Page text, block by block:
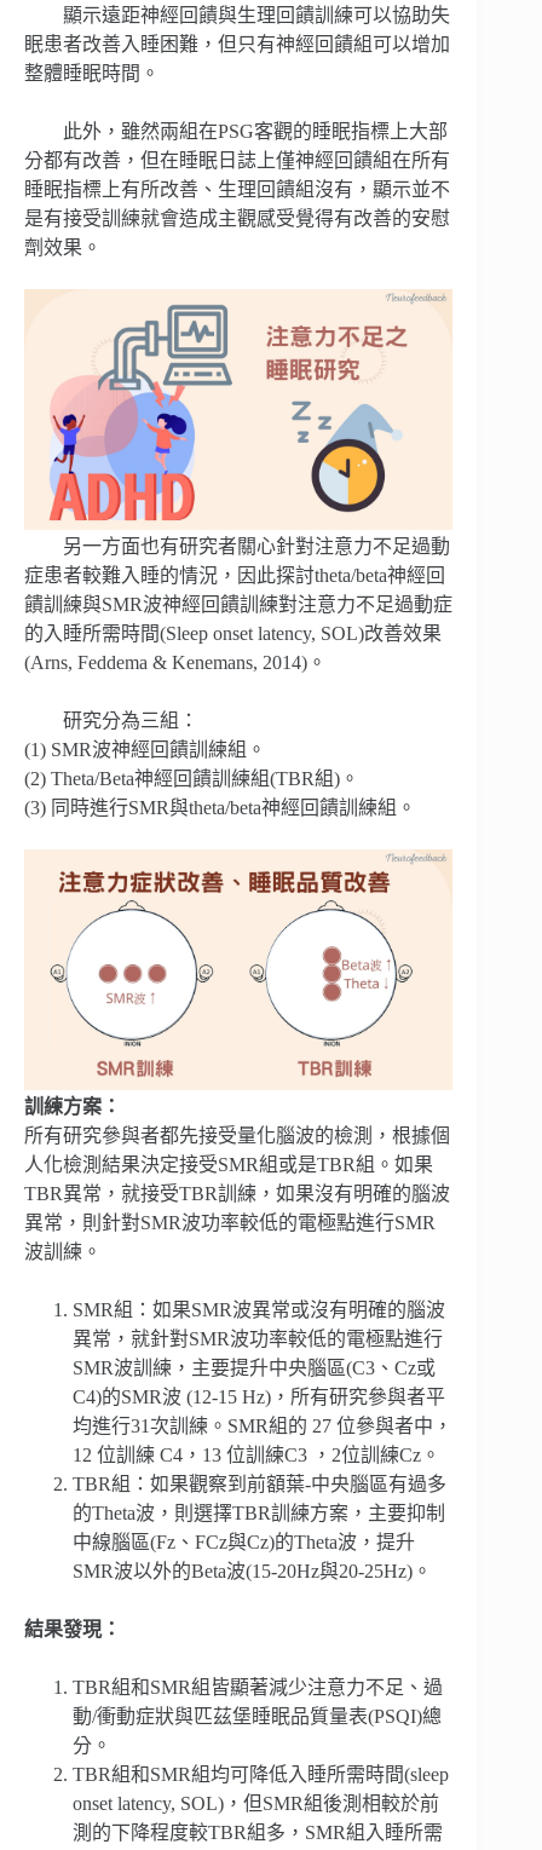
顯示遠距神經回饋與生理回饋訓練可以協助失
眠患者改善入睡困難，但只有神經回饋組可以增加
整體睡眠時間。
此外，雖然兩組在PSG客觀的睡眠指標上大部
分都有改善，但在睡眠日誌上僅神經回饋組在所有
睡眠指標上有所改善、生理回饋組沒有，顯示並不
是有接受訓練就會造成主觀感受覺得有改善的安慰
劑效果。
另一方面也有研究者關心針對注意力不足過動
症患者較難入睡的情況，因此探討theta/beta神經回
饋訓練與SMR波神經回饋訓練對注意力不足過動症
的入睡所需時間(Sleep onset latency, SOL)改善效果
(Arns, Feddema & Kenemans, 2014)。
研究分為三組：
(1) SMR波神經回饋訓練組。
(2) Theta/Beta神經回饋訓練組(TBR組)。
(3) 同時進行SMR與theta/beta神經回饋訓練組。
訓練方案：
所有研究參與者都先接受量化腦波的檢測，根據個
人化檢測結果決定接受SMR組或是TBR組。如果
TBR異常，就接受TBR訓練，如果沒有明確的腦波
異常，則針對SMR波功率較低的電極點進行SMR
波訓練。
SMR組：如果SMR波異常或沒有明確的腦波
異常，就針對SMR波功率較低的電極點進行
SMR波訓練，主要提升中央腦區(C3、Cz或
C4)的SMR波 (12-15 Hz)，所有研究參與者平
均進行31次訓練。SMR組的 27 位參與者中，
12 位訓練 C4，13 位訓練C3 ，2位訓練Cz。
TBR組：如果觀察到前額葉-中央腦區有過多
的Theta波，則選擇TBR訓練方案，主要抑制
中線腦區(Fz、FCz與Cz)的Theta波，提升
SMR波以外的Beta波(15-20Hz與20-25Hz)。
結果發現：
TBR組和SMR組皆顯著減少注意力不足、過
動/衝動症狀與匹茲堡睡眠品質量表(PSQI)總
分。
TBR組和SMR組均可降低入睡所需時間(sleep
onset latency, SOL)，但SMR組後測相較於前
測的下降程度較TBR組多，SMR組入睡所需